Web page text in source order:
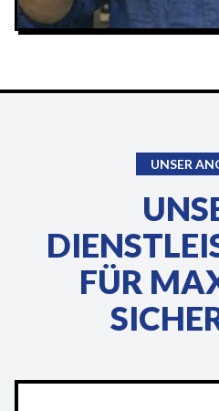
UNSER
FÜR